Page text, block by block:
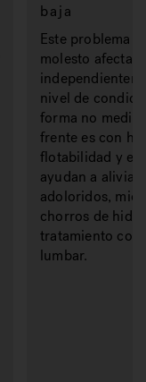
baja
Este problema
molesto afecta
nivel de
forma no
frente es con
flotabilidad y el
ayudan a aliviar
adoloridos,
chorros de
tratamiento
lumbar.